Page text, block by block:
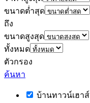
ขนาดต่ำสุด
ถึง
ขนาดสูงสุด
ทั้งหมด
ตัวกรอง
ค้นหา
บ้านทาวน์เฮาส์